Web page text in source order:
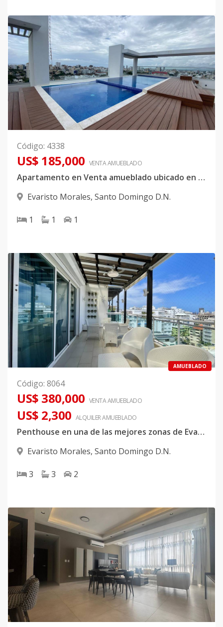
Código: 4338
US$ 185,000 VENTA AMUEBLADO
Apartamento en Venta amueblado ubicado en Evaristo Morales
Evaristo Morales, Santo Domingo D.N.
1 1 1
AMUEBLADO
Código: 8064
US$ 380,000 VENTA AMUEBLADO
US$ 2,300 ALQUILERAMUEBLADO
Penthouse en una de las mejores zonas de Evaristo Morales
Evaristo Morales, Santo Domingo D.N.
3 3 2